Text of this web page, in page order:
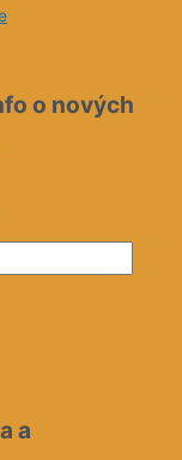
o nových
a